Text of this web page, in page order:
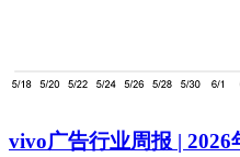
vivo广告行业周报 | 2026